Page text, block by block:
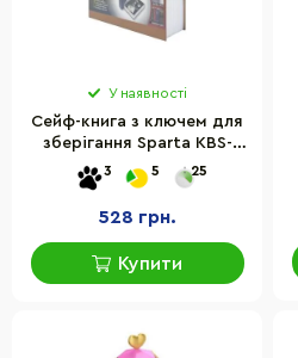
У наявності
Сейф-книга з ключем для
зберігання Sparta KBS-
803(Brown) велика,
26,5х20х6,5 см
3 5 25
528 грн.
Купити